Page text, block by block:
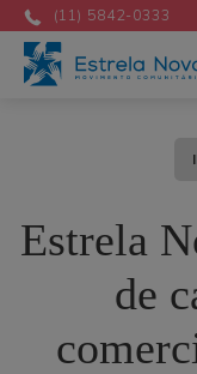
(11) 5842-0333
Estrela
de